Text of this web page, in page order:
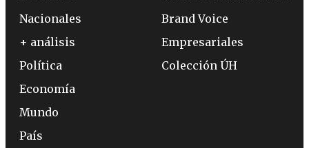
Nacionales
+ análisis
Política
Economía
Mundo
País
Brand Voice
Empresariales
Colección ÚH